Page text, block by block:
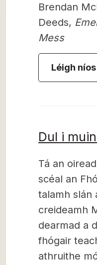
Brendan
Deeds,
Mess
Léigh
Dul i
Tá an
scéal an
talamh slán
creideamh
dearmad a
fhógair
athruithe